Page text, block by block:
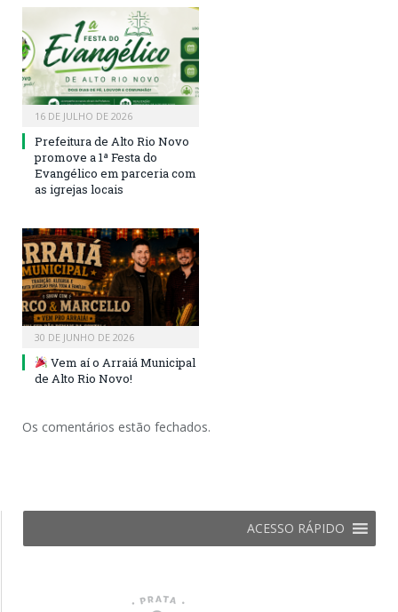
16 DE JULHO DE 2026
Prefeitura de Alto Rio Novo
promove a 1ª Festa do
Evangélico em parceria com
as igrejas locais
30 DE JUNHO DE 2026
Vem aí o Arraiá Municipal
de Alto Rio Novo!
Os comentários estão fechados.
ACESSO RÁPIDO